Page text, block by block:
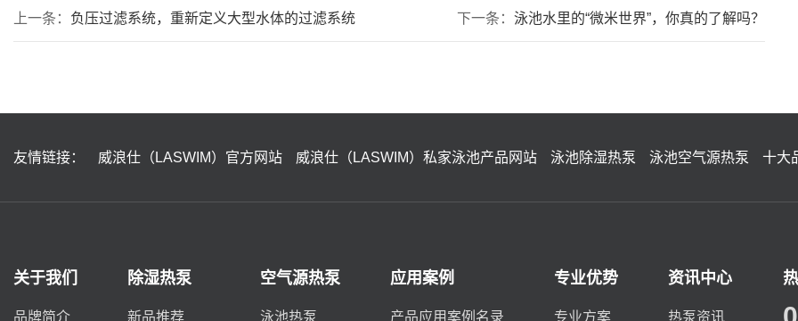
上一条： 负压过滤系统，重新定义大型水体的过滤系统 下一条： 泳池水里的“微米世界”，你真的了解吗？
友情链接： 威浪仕（LASWIM）官方网站 威浪仕（LASWIM）私家泳池产品网站 泳池除湿热泵 泳池空气源热泵 十大
关于我们
品牌简介
除湿热泵
新品推荐
空气源热泵
泳池热泵
应用案例
产品应用案例名录
专业优势
专业方案
资讯中心
热泵资讯